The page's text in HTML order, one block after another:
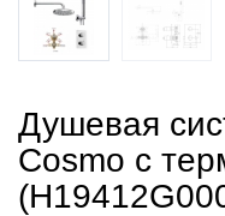
Душевая
Cosmo с